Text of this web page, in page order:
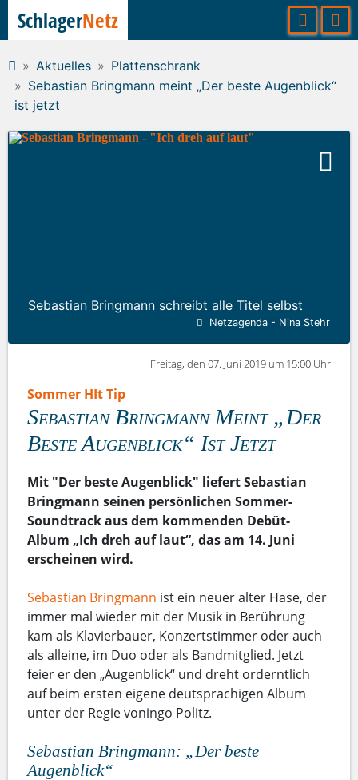
Aktuelles
Plattenschrank
Sebastian Bringmann meint „Der beste Augenblick“
ist jetzt
Sebastian Bringmann schreibt alle Titel selbst
Netzagenda - Nina Stehr
Freitag, den 07. Juni 2019 um 15:00 Uhr
Sommer HIt Tip
Sebastian Bringmann Meint „Der
Beste Augenblick“ Ist Jetzt
Mit "Der beste Augenblick" liefert Sebastian
Bringmann seinen persönlichen Sommer-
Soundtrack aus dem kommenden Debüt-
Album „Ich dreh auf laut“, das am 14. Juni
erscheinen wird.
Sebastian Bringmann ist ein neuer alter Hase, der
immer mal wieder mit der Musik in Berührung
kam als Klavierbauer, Konzertstimmer oder auch
als alleine, im Duo oder als Bandmitglied. Jetzt
feier er den „Augenblick“ und dreht orderntlich
auf beim ersten eigene deutsprachigen Album
unter der Regie voningo Politz.
Sebastian Bringmann: „Der beste
Augenblick“
SchlagerNetz